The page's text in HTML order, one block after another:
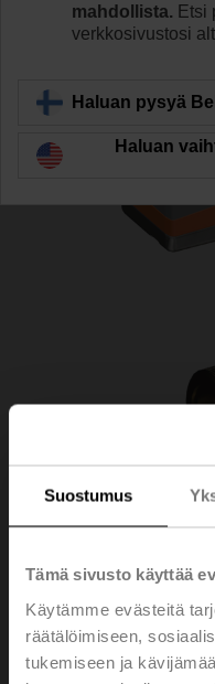
Suostumus
Tämä sivusto käyttää
Käytämme evästeitä
räätälöimiseen,
tukemiseen ja
Takaisin
MOD/Z
mahdollista. Etsi
verkkosivustosi
Haluan pysyä
Haluan